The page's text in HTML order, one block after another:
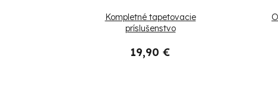
Kompletné tapetovacie
príslušenstvo
19,90 €